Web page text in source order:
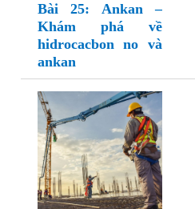
Bài 25: Ankan –
Khám phá về
hidrocacbon no và
ankan